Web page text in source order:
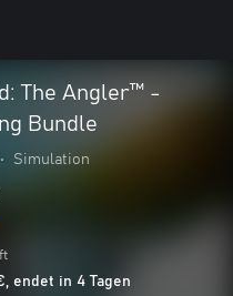
The Angler™ -
Bundle
• Simulation
endet in 4 Tagen